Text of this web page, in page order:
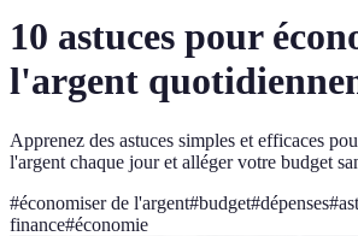
10 astuces pour
l'argent
Apprenez des astuces simples et efficaces
l'argent chaque jour et alléger votre budget
#économiser de l'argent#budget#dépenses#
finance#économie